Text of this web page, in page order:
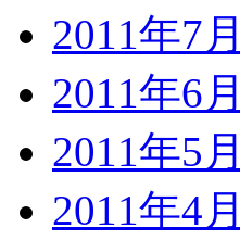
2011年7月
2011年6月
2011年5月
2011年4月